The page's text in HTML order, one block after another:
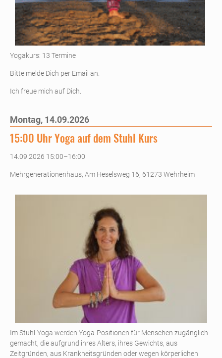
Yogakurs: 13 Termine
Bitte melde Dich per Email an.
Ich freue mich auf Dich.
Montag, 14.09.2026
15:00 Uhr Yoga auf dem Stuhl Kurs
14.09.2026 15:00–16:00
Mehrgenerationenhaus, Am Heselsweg 16, 61273 Wehrheim
Im Stuhl-Yoga werden Yoga-Positionen für Menschen zugänglich
gemacht, die aufgrund ihres Alters, ihres Gewichts, aus
Zeitgründen, aus Krankheitsgründen oder wegen körperlichen